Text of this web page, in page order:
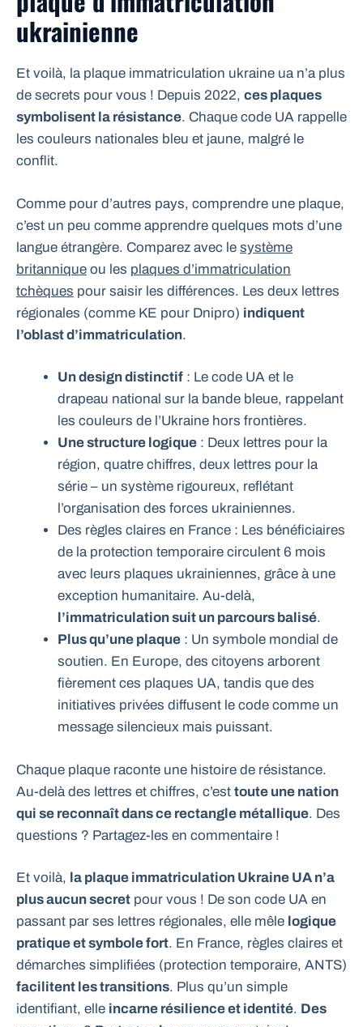
ukrainienne
Et voilà, la plaque immatriculation ukraine ua n’a plus
de secrets pour vous ! Depuis 2022, ces plaques
symbolisent la résistance. Chaque code UA rappelle
les couleurs nationales bleu et jaune, malgré le
conflit.
Comme pour d’autres pays, comprendre une plaque,
c’est un peu comme apprendre quelques mots d’une
langue étrangère. Comparez avec le système
britannique ou les plaques d’immatriculation
tchèques pour saisir les différences. Les deux lettres
régionales (comme KE pour Dnipro) indiquent
l’oblast d’immatriculation.
Un design distinctif : Le code UA et le
drapeau national sur la bande bleue, rappelant
les couleurs de l’Ukraine hors frontières.
Une structure logique : Deux lettres pour la
région, quatre chiffres, deux lettres pour la
série – un système rigoureux, reflétant
l’organisation des forces ukrainiennes.
Des règles claires en France : Les bénéficiaires
de la protection temporaire circulent 6 mois
avec leurs plaques ukrainiennes, grâce à une
exception humanitaire. Au-delà,
l’immatriculation suit un parcours balisé.
Plus qu’une plaque : Un symbole mondial de
soutien. En Europe, des citoyens arborent
fièrement ces plaques UA, tandis que des
initiatives privées diffusent le code comme un
message silencieux mais puissant.
Chaque plaque raconte une histoire de résistance.
Au-delà des lettres et chiffres, c’est toute une nation
qui se reconnaît dans ce rectangle métallique. Des
questions ? Partagez-les en commentaire !
Et voilà, la plaque immatriculation Ukraine UA n’a
plus aucun secret pour vous ! De son code UA en
passant par ses lettres régionales, elle mêle logique
pratique et symbole fort. En France, règles claires et
démarches simplifiées (protection temporaire, ANTS)
facilitent les transitions. Plus qu’un simple
identifiant, elle incarne résilience et identité. Des